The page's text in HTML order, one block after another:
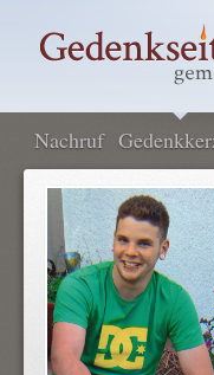
Nachruf